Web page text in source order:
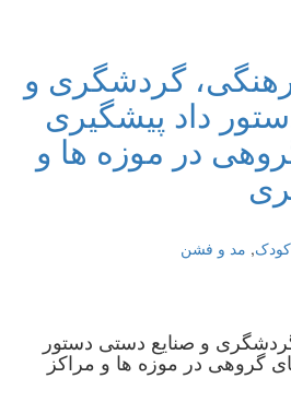
گردشگری و
داد پیشگیری
در موزه ها و
کودک, مد و فشن
و صنایع دستی دستور
گروهی در موزه ها و مراكز